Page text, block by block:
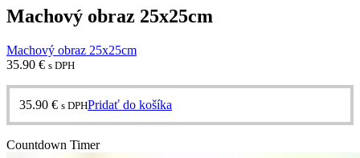
Machový obraz 25x25cm
Machový obraz 25x25cm
35.90 € s DPH
35.90 € s DPHPridať do košíka
Countdown Timer